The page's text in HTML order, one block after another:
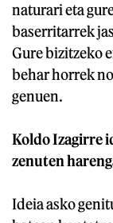
naturari eta
baserritarrek
Gure bizitzeko
behar horrek
genuen.
Koldo Izagirre
zenuten
Ideia asko